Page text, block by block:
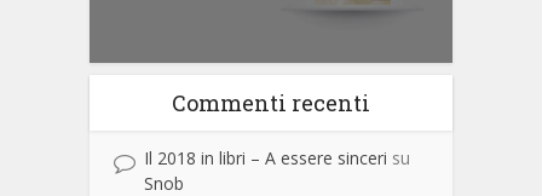
Commenti recenti
Il 2018 in libri – A essere sinceri su
Snob